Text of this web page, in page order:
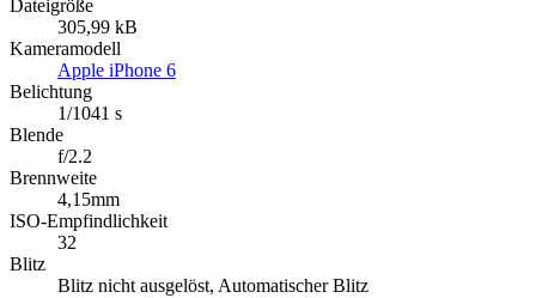
Dateigröße
305,99 kB
Kameramodell
Apple iPhone 6
Belichtung
1/1041 s
Blende
f/2.2
Brennweite
4,15mm
ISO-Empfindlichkeit
32
Blitz
Blitz nicht ausgelöst, Automatischer Blitz